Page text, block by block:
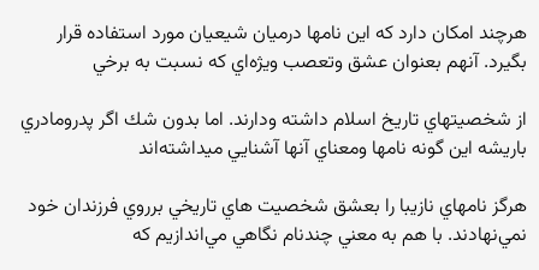
هرچند امكان دارد كه اين نامها درميان شيعيان مورد استفاده قرار
بگيرد. آنهم بعنوان عشق وتعصب ويژه‌اي كه نسبت به برخي
از شخصيتهاي تاريخ اسلام داشته ودارند. اما بدون شك اگر پدرومادري
باريشه اين گونه نامها ومعناي آنها آشنايي ميداشته‌اند
هرگز نامهاي نازيبا را بعشق شخصيت هاي تاريخي برروي فرزندان خود
نمي‌نهادند. با هم به معني چندنام نگاهي مي‌اندازيم كه